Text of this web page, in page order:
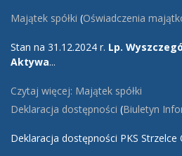
Majątek spółki (Oświadczenia
Stan na 31.12.2024 r. Lp.
Aktywa...
Czytaj więcej: Majątek spółki
Deklaracja dostępności (Biuletyn
Deklaracja dostępności PKS Strzelce